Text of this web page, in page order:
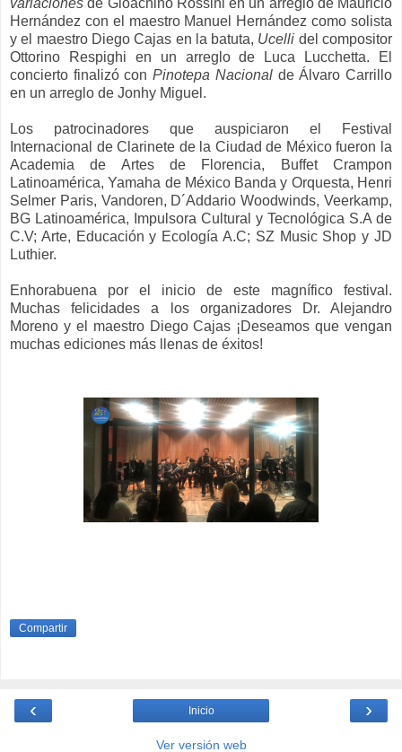
Hernández con el maestro Manuel Hernández como solista
y el maestro Diego Cajas en la batuta, Ucelli del compositor
Ottorino Respighi en un arreglo de Luca Lucchetta. El
concierto finalizó conPinotepa Nacionalde Álvaro Carrillo
en un arreglo de Jonhy Miguel.
Los patrocinadores que auspiciaron el Festival
Internacional de Clarinete de la Ciudad de México fueron la
Academia de Artes de Florencia, Buffet Crampon
Latinoamérica, Yamaha de México Banda y Orquesta, Henri
Selmer Paris, Vandoren, D´Addario Woodwinds, Veerkamp,
BG Latinoamérica, Impulsora Cultural y Tecnológica S.A de
C.V; Arte, Educación y Ecología A.C; SZ Music Shop y JD
Luthier.
Enhorabuena por el inicio de este magnífico festival.
Muchas felicidades a los organizadores Dr. Alejandro
Moreno y el maestro Diego Cajas ¡Deseamos que vengan
muchas ediciones más llenas de éxitos!
Compartir
‹ ›
Inicio
Ver versión web